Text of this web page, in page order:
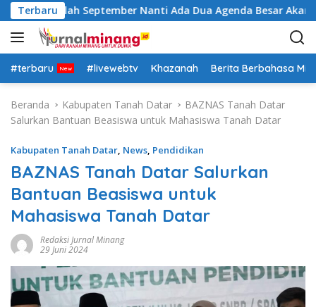
a
g
u
Terbaru
Allah September Nanti Ada Dua Agenda Besar Akan Kita
#terbaru #livewebtv Khazanah Berita Berbahasa
Beranda Kabupaten Tanah Datar
BAZNAS Tanah Datar
Salurkan Bantuan Beasiswa untuk Mahasiswa Tanah Datar
Kabupaten Tanah Datar, News, Pendidikan
BAZNAS Tanah Datar Salurkan
Bantuan Beasiswa untuk
Mahasiswa Tanah Datar
Redaksi Jurnal Minang
29 Juni 2024